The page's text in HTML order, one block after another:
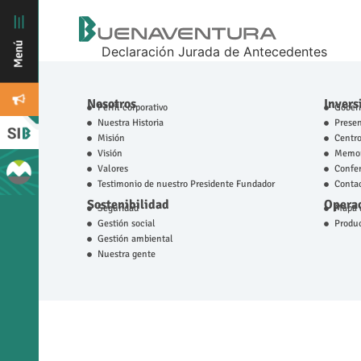
Declaración Jurada de Antecedentes
Nosotros
Perfil corporativo
Nuestra Historia
Misión
Visión
Valores
Testimonio de nuestro Presidente Fundador
Sostenibilidad
Seguridad
Gestión social
Gestión ambiental
Nuestra gente
Mapa